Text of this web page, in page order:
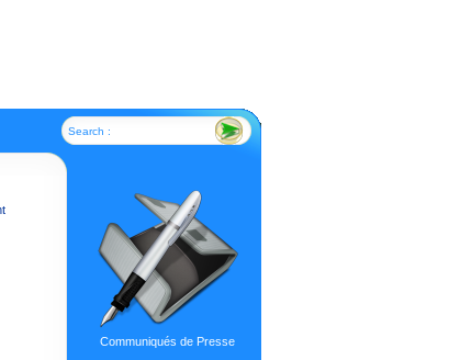
Search :
Communiqués de Presse